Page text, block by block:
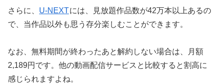
さらに、 U-NEXTには、見放題作品数が42万本以上あるの
で、当作品以外も思う存分楽しむことができます。
なお、無料期間が終わったあと解約しない場合は、月額
2,189円です。他の動画配信サービスと比較すると割高に
感じられますよね。